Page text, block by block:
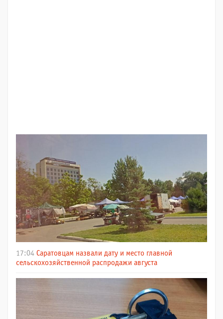
17:04 Саратовцам назвали дату и место главной
сельскохозяйственной распродажи августа